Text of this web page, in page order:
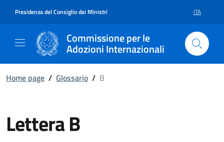
Presidenza del Consiglio dei Ministri ITA
Commissione per le
Adozioni Internazionali
Home page / Glossario / B
Lettera B